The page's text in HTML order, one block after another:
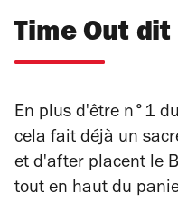
Time Out dit
En plus d'être n°1
cela fait déjà un
et d'after placent le
tout en haut du